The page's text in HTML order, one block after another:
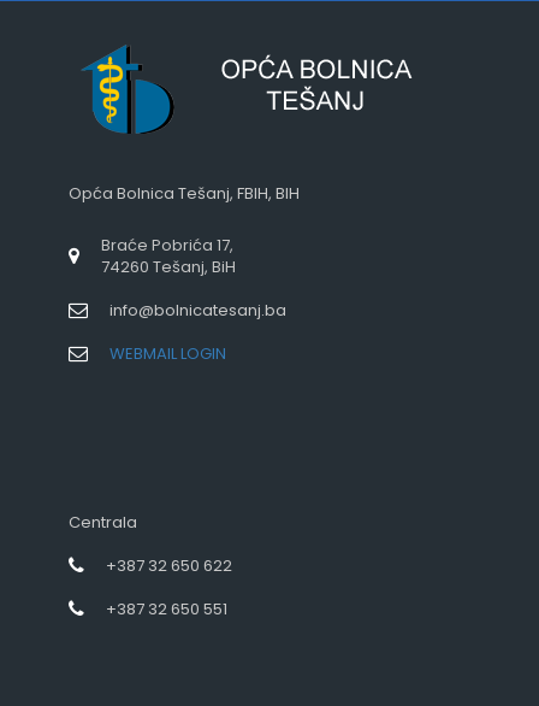
Opća Bolnica Tešanj, FBIH, BIH
Braće Pobrića 17,
74260 Tešanj, BiH
info@bolnicatesanj.ba
WEBMAIL LOGIN
Centrala
+387 32 650 622
+387 32 650 551